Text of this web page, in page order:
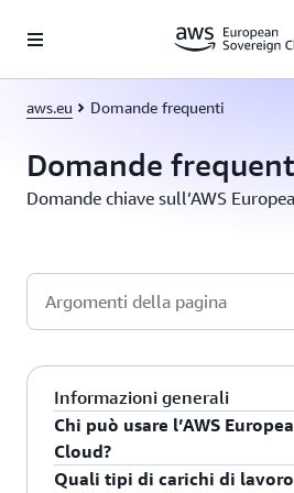
aws.eu Domande frequenti
Domande
Domande chiave sull’AWS
Argomenti della pagina
Informazioni generali
Chi può usare l’AWS
Cloud?
Quali tipi di carichi di